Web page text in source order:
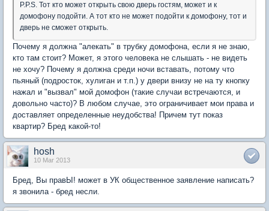
P.P.S. Тот кто может открыть свою дверь гостям, может и к
домофону подойти. А тот кто не может подойти к домофону, тот и
дверь не сможет открыть.
Почему я должна "алекать" в трубку домофона, если я не знаю,
кто там стоит? Может, я этого человека не слышать - не видеть
не хочу? Почему я должна среди ночи вставать, потому что
пьяный (подросток, хулиган и т.п.) у двери внизу не на ту кнопку
нажал и "вызвал" мой домофон (такие случаи встречаются, и
довольно часто)? В любом случае, это ограничивает мои права и
доставляет определенные неудобства! Причем тут показ
квартир? Бред какой-то!
hosh
10 Mar 2013
Бред, Вы правЫ! может в УК общественное заявление написать?
я звонила - бред несли.